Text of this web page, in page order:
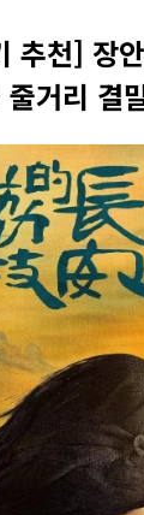
추천] 장
거리 결